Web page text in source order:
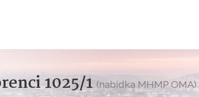
1025/1(nabídka MHMP OMA)